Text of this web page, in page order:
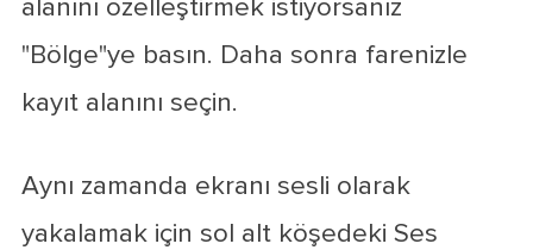
alanını özelleştirmek istiyorsanız
"Bölge"ye basın. Daha sonra farenizle
kayıt alanını seçin.
Aynı zamanda ekranı sesli olarak
yakalamak için sol alt köşedeki Ses